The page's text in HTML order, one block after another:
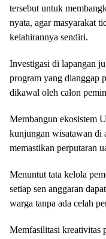
tersebut untuk
nyata, agar masyarakat
kelahirannya sendiri.
​Investigasi di lapangan
program yang dianggap
dikawal oleh calon
Membangun ekosistem
kunjungan wisatawan di
memastikan perputaran
Menuntut tata kelola
setiap sen anggaran
warga tanpa ada celah
Memfasilitasi kreativitas